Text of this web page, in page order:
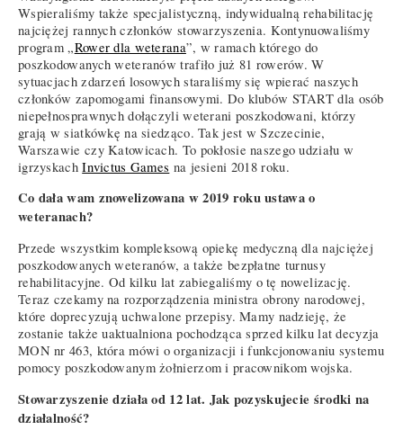
Wspieraliśmy także specjalistyczną, indywidualną rehabilitację
najciężej rannych członków stowarzyszenia. Kontynuowaliśmy
program „Rower dla weterana”, w ramach którego do
poszkodowanych weteranów trafiło już 81 rowerów. W
sytuacjach zdarzeń losowych staraliśmy się wpierać naszych
członków zapomogami finansowymi. Do klubów START dla osób
niepełnosprawnych dołączyli weterani poszkodowani, którzy
grają w siatkówkę na siedząco. Tak jest w Szczecinie,
Warszawie czy Katowicach. To pokłosie naszego udziału w
igrzyskachInvictus Games na jesieni 2018 roku.
Co dała wam znowelizowana w 2019 roku ustawa o
weteranach?
Przede wszystkim kompleksową opiekę medyczną dla najciężej
poszkodowanych weteranów, a także bezpłatne turnusy
rehabilitacyjne. Od kilku lat zabiegaliśmy o tę nowelizację.
Teraz czekamy na rozporządzenia ministra obrony narodowej,
które doprecyzują uchwalone przepisy. Mamy nadzieję, że
zostanie także uaktualniona pochodząca sprzed kilku lat decyzja
MON nr 463, która mówi o organizacji i funkcjonowaniu systemu
pomocy poszkodowanym żołnierzom i pracownikom wojska.
Stowarzyszenie działa od 12 lat. Jak pozyskujecie środki na
działalność?